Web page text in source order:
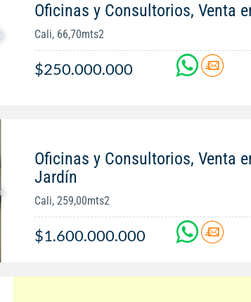
Oficinas y Consultorios, Venta
Cali, 66,70mts2
$250.000.000
Oficinas y Consultorios, Venta
Jardín
Cali, 259,00mts2
$1.600.000.000